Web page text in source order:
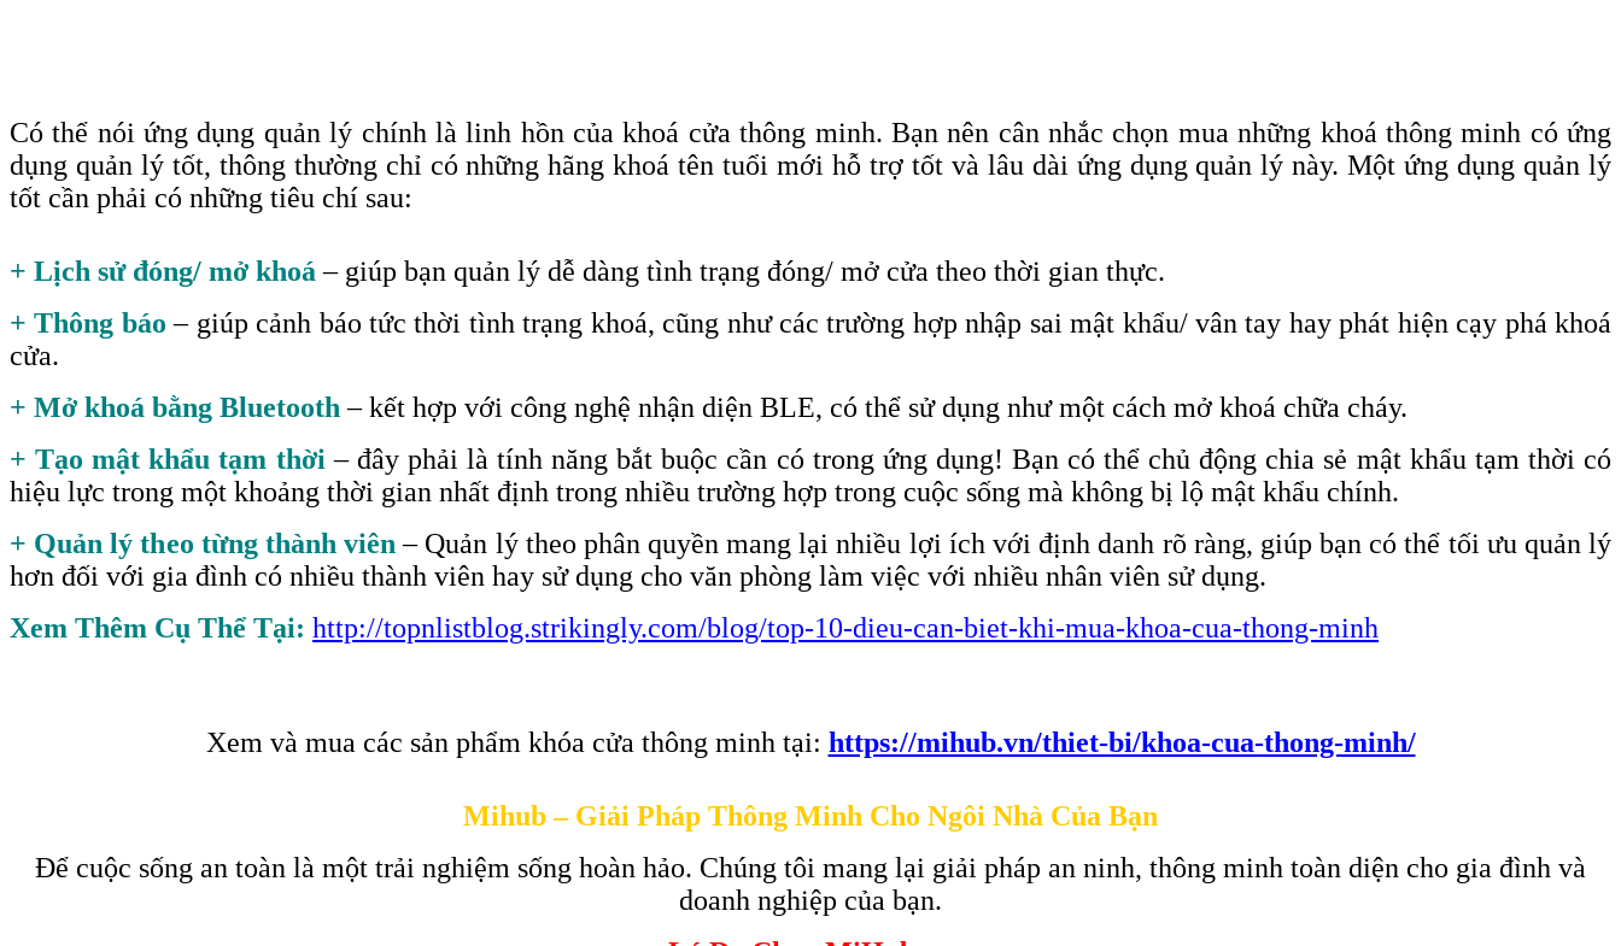
Có thể nói ứng dụng quản lý chính là linh hồn của khoá cửa thông minh. Bạn nên cân nhắc chọn mua những khoá thông minh có ứng
dụng quản lý tốt, thông thường chỉ có những hãng khoá tên tuổi mới hỗ trợ tốt và lâu dài ứng dụng quản lý này. Một ứng dụng quản lý
tốt cần phải có những tiêu chí sau:
+ Lịch sử đóng/ mở khoá – giúp bạn quản lý dễ dàng tình trạng đóng/ mở cửa theo thời gian thực.
+ Thông báo – giúp cảnh báo tức thời tình trạng khoá, cũng như các trường hợp nhập sai mật khẩu/ vân tay hay phát hiện cạy phá khoá
cửa.
+ Mở khoá bằng Bluetooth – kết hợp với công nghệ nhận diện BLE, có thể sử dụng như một cách mở khoá chữa cháy.
+ Tạo mật khẩu tạm thời – đây phải là tính năng bắt buộc cần có trong ứng dụng! Bạn có thể chủ động chia sẻ mật khẩu tạm thời có
hiệu lực trong một khoảng thời gian nhất định trong nhiều trường hợp trong cuộc sống mà không bị lộ mật khẩu chính.
+ Quản lý theo từng thành viên – Quản lý theo phân quyền mang lại nhiều lợi ích với định danh rõ ràng, giúp bạn có thể tối ưu quản lý
hơn đối với gia đình có nhiều thành viên hay sử dụng cho văn phòng làm việc với nhiều nhân viên sử dụng.
Xem Thêm Cụ Thể Tại: http://topnlistblog.strikingly.com/blog/top-10-dieu-can-biet-khi-mua-khoa-cua-thong-minh
Xem và mua các sản phẩm khóa cửa thông minh tại: https://mihub.vn/thiet-bi/khoa-cua-thong-minh/
Mihub – Giải Pháp Thông Minh Cho Ngôi Nhà Của Bạn
Để cuộc sống an toàn là một trải nghiệm sống hoàn hảo. Chúng tôi mang lại giải pháp an ninh, thông minh toàn diện cho gia đình và
doanh nghiệp của bạn.